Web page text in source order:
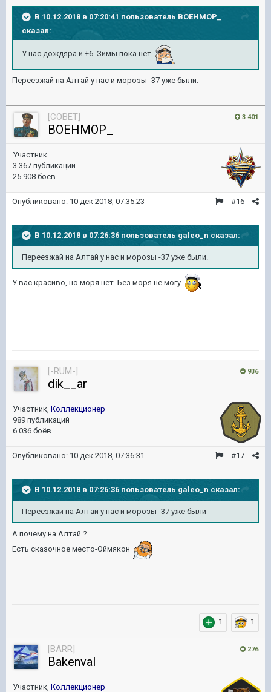
В 10.12.2018 в 07:20:41 пользователь BOEHMOP_
сказал:
У нас дождяра и +6. Зимы пока нет.
Переезжай на Алтай у нас и морозы -37 уже были.
3 401
[COBET]
BOEHMOP_
Участник
3 367 публикаций
25 908 боёв
#16
Опубликовано: 10 дек 2018, 07:35:23
В 10.12.2018 в 07:26:36 пользователь galeo_n сказал:
Переезжай на Алтай у нас и морозы -37 уже были.
У вас красиво, но моря нет. Без моря не могу.
936
[-RUM-]
dik__ar
Участник, Коллекционер
989 публикаций
6 036 боёв
#17
Опубликовано: 10 дек 2018, 07:36:31
В 10.12.2018 в 07:26:36 пользователь galeo_n сказал:
Переезжай на Алтай у нас и морозы -37 уже были
А почему на Алтай ?
Есть сказочное место-Оймякон
1 1
276
[BARR]
Bakenval
Участник, Коллекционер